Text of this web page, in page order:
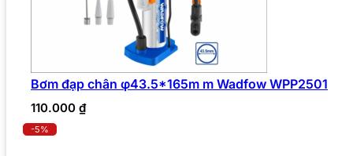
Bơm đạp chân φ43.5*165m m Wadfow WPP2501
110.000 ₫
-5%